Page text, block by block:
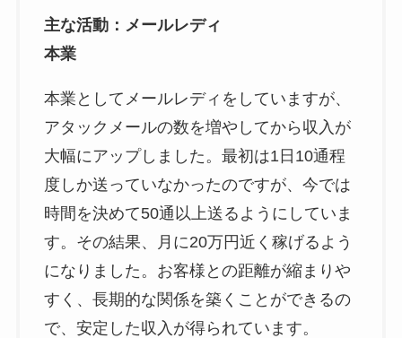
主な活動： メールレディ
本業
本業としてメールレディをしていますが、
アタックメールの数を増やしてから収入が
大幅にアップしました。最初は1日10通程
度しか送っていなかったのですが、今では
時間を決めて50通以上送るようにしていま
す。その結果、月に20万円近く稼げるよう
になりました。お客様との距離が縮まりや
すく、長期的な関係を築くことができるの
で、安定した収入が得られています。